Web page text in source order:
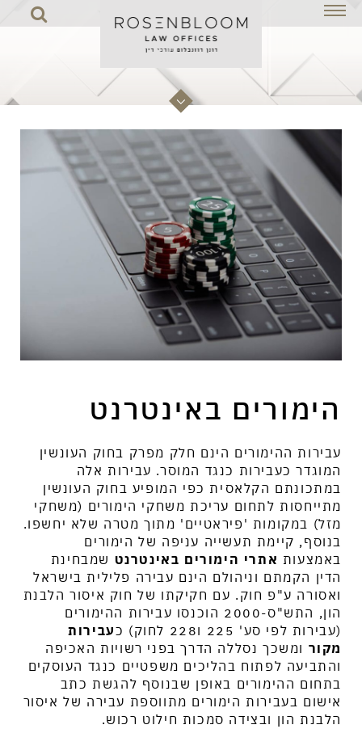
באינטרנט
עבירות ההימורים הינם חלק מפרק בחוק העונשין
המוגדר כעבירות כנגד המוסר. עבירות אלה
במתכונתם הקלאסית כפי המופיע בחוק העונשין
מתייחסות לתחום עריכת משחקי הימורים (משחקי
מזל) במקומות 'פיראטיים' מתוך מטרה שלא יחשפו.
בנוסף, קיימת תעשייה עניפה של הימורים
באמצעות אתרי הימורים באינטרנט שמבחינת
הדין הקמתם וניהולם הינם עבירה פלילית בישראל
ואסורה ע"פ חוק. עם חקיקתו של חוק איסור הלבנת
הון, התש"ס-2000 הוכנסו עבירות ההימורים
(עבירות לפי סע' 225 ו228 לחוק) כ
עבירות
מקור ומשכך נסללה הדרך בפני רשויות האכיפה
והתביעה לפתוח בהליכים משפטיים כנגד העוסקים
בתחום ההימורים באופן שבנוסף להגשת כתב
אישום בעבירות הימורים מתווספת עבירה של איסור
הלבנת הון ובצידה סמכות חילוט רכוש.